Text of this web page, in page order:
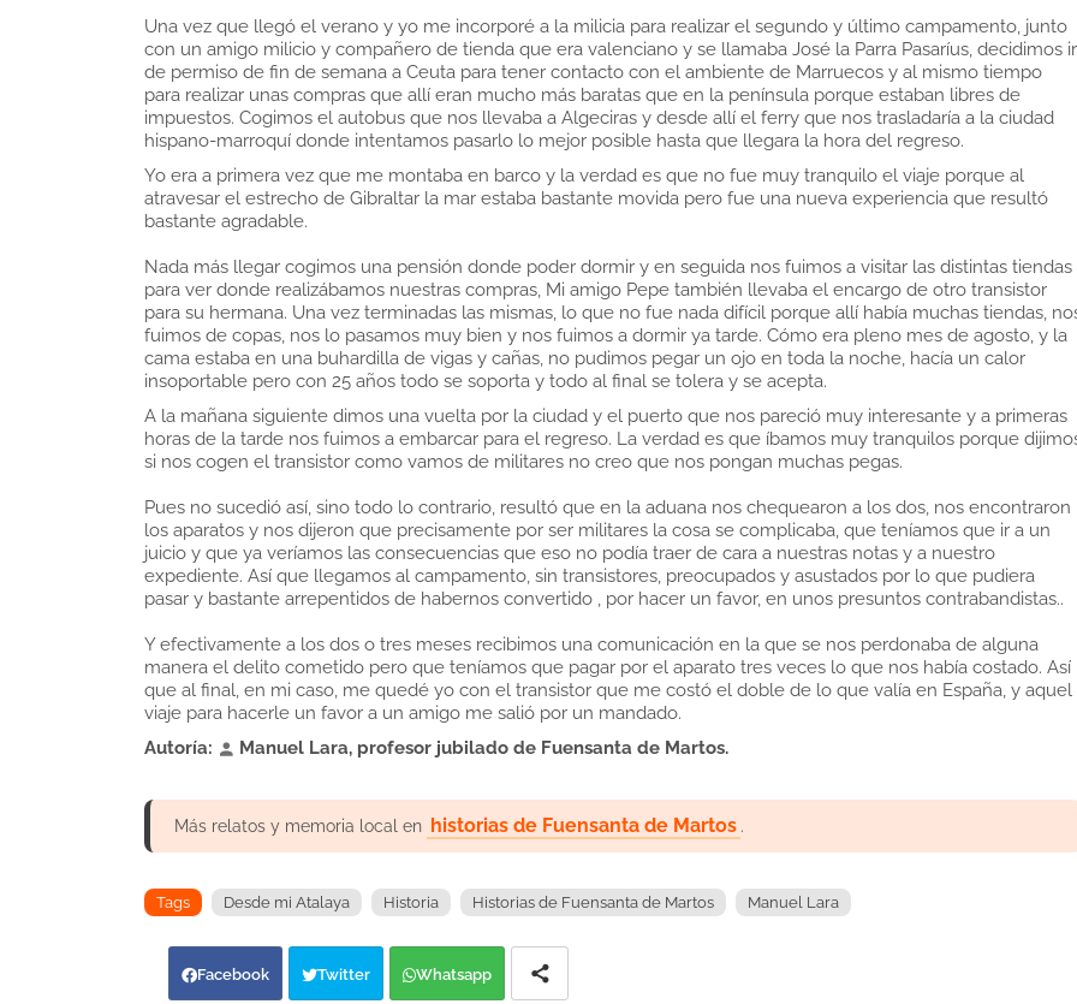
Una vez que llegó el verano y yo me incorporé a la milicia para realizar el segundo y último campamento, junto
con un amigo milicio y compañero de tienda que era valenciano y se llamaba José la Parra Pasaríus, decidimos ir
de permiso de fin de semana a Ceuta para tener contacto con el ambiente de Marruecos y al mismo tiempo
para realizar unas compras que allí eran mucho más baratas que en la península porque estaban libres de
impuestos. Cogimos el autobus que nos llevaba a Algeciras y desde allí el ferry que nos trasladaría a la ciudad
hispano-marroquí donde intentamos pasarlo lo mejor posible hasta que llegara la hora del regreso.
Yo era a primera vez que me montaba en barco y la verdad es que no fue muy tranquilo el viaje porque al
atravesar el estrecho de Gibraltar la mar estaba bastante movida pero fue una nueva experiencia que resultó
bastante agradable.
Nada más llegar cogimos una pensión donde poder dormir y en seguida nos fuimos a visitar las distintas tiendas
para ver donde realizábamos nuestras compras, Mi amigo Pepe también llevaba el encargo de otro transistor
para su hermana. Una vez terminadas las mismas, lo que no fue nada difícil porque allí había muchas tiendas,
fuimos de copas, nos lo pasamos muy bien y nos fuimos a dormir ya tarde. Cómo era pleno mes de agosto, y la
cama estaba en una buhardilla de vigas y cañas, no pudimos pegar un ojo en toda la noche, hacía un calor
insoportable pero con 25 años todo se soporta y todo al final se tolera y se acepta.
A la mañana siguiente dimos una vuelta por la ciudad y el puerto que nos pareció muy interesante y a primeras
horas de la tarde nos fuimos a embarcar para el regreso. La verdad es que íbamos muy tranquilos porque
si nos cogen el transistor como vamos de militares no creo que nos pongan muchas pegas.
Pues no sucedió así, sino todo lo contrario, resultó que en la aduana nos chequearon a los dos, nos encontraron
los aparatos y nos dijeron que precisamente por ser militares la cosa se complicaba, que teníamos que ir a un
juicio y que ya veríamos las consecuencias que eso no podía traer de cara a nuestras notas y a nuestro
expediente. Así que llegamos al campamento, sin transistores, preocupados y asustados por lo que pudiera
pasar y bastante arrepentidos de habernos convertido , por hacer un favor, en unos presuntos contrabandistas..
Y efectivamente a los dos o tres meses recibimos una comunicación en la que se nos perdonaba de alguna
manera el delito cometido pero que teníamos que pagar por el aparato tres veces lo que nos había costado. Así
que al final, en mi caso, me quedé yo con el transistor que me costó el doble de lo que valía en España, y aquel
viaje para hacerle un favor a un amigo me salió por un mandado.
Autoría: 󰀄 Manuel Lara, profesor jubiladode Fuensanta de Martos.
Más relatos y memoria local en historias de Fuensanta de Martos .
Tags Desde mi Atalaya Historia Historias de Fuensanta de Martos Manuel Lara
Facebook Twitter Whatsapp